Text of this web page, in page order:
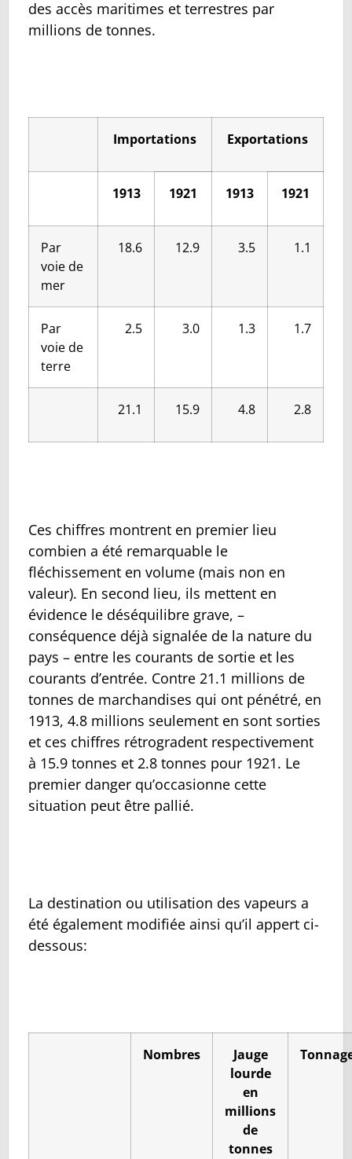
des accès maritimes et terrestres par
millions de tonnes.
Importations Exportations
1913 1921 1913 1921
Par
voie de
mer
18.6 12.9 3.5 1.1
Par
voie de
terre
2.5 3.0 1.3 1.7
21.1 15.9 4.8 2.8
Ces chiffres montrent en premier lieu
combien a été remarquable le
fléchissement en volume (mais non en
valeur). En second lieu, ils mettent en
évidence le déséquilibre grave, –
conséquence déjà signalée de la nature du
pays – entre les courants de sortie et les
courants d’entrée. Contre 21.1 millions de
tonnes de marchandises qui ont pénétré‚ en
1913, 4.8 millions seulement en sont sorties
et ces chiffres rétrogradent respectivement
à 15.9 tonnes et 2.8 tonnes pour 1921. Le
premier danger qu’occasionne cette
situation peut être pallié.
La destination ou utilisation des vapeurs a
été également modifiée ainsi qu’il appert ci-
dessous:
Nombres
Jauge
lourde
en
millions
de
tonnes